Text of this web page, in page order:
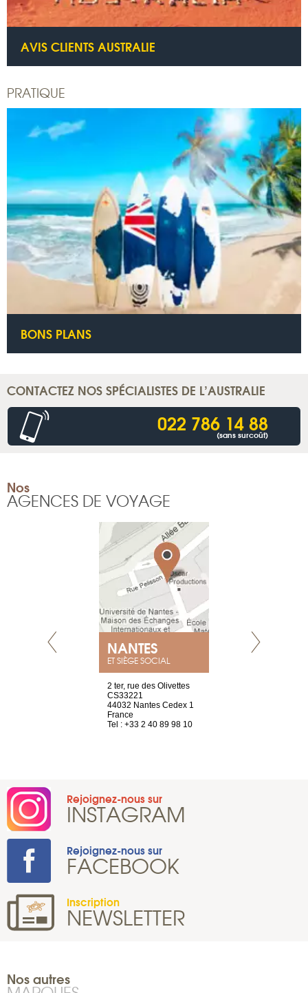
AVIS CLIENTS AUSTRALIE
PRATIQUE
BONS PLANS
CONTACTEZ NOS SPÉCIALISTES DE L’AUSTRALIE
022 786 14 88
(sans surcoût)
Nos
AGENCES DE VOYAGE
NANTES
ET SIÈGE SOCIAL
2 ter, rue des Olivettes
CS33221
44032 Nantes Cedex 1
France
Tel : +33 2 40 89 98 10
Rejoignez-nous sur
INSTAGRAM
Rejoignez-nous sur
FACEBOOK
Inscription
NEWSLETTER
Nos autres